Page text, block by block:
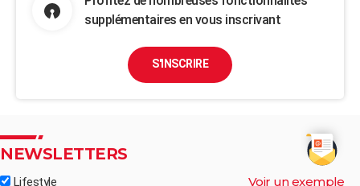
supplémentaires en vous inscrivant
S'INSCRIRE
NEWSLETTERS
Lifestyle Voir un exemple